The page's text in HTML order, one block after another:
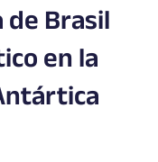
Brasil
en la